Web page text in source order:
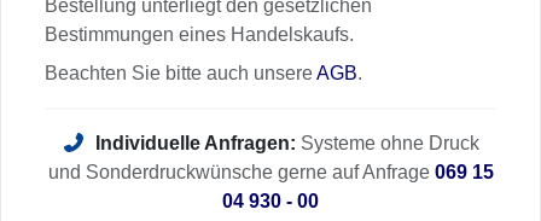
Bestellung unterliegt den gesetzlichen
Bestimmungen eines Handelskaufs.
Beachten Sie bitte auch unsereAGB.
Individuelle Anfragen: Systeme ohne Druck
und Sonderdruckwünsche gerne auf Anfrage 069 15
04 930 - 00